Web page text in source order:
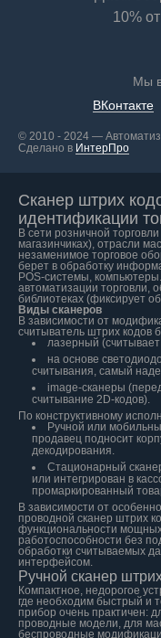
10%
© 2010 - 2024 —
Мы
ВКонтакте
Сделано в ИнтерПро
Сканер штрих
идентификации
В сети розничной
магазинчиках), отрасли
незаменимое торговое
берет в обработку
POS-системы,
автоматизации торговли,
библиотеках (фиксирует
Виды сканеров
В зависимости от
считыватель штрих кодов
лазерный
на основе
считывания, самый
image-сканеры
считывание 2D-кодов).
По конструктивному
Ручной или
продавец подносит
декодирования.
Стационарный
или интегрирован в
промаркированный
В зависимости от
проводной сканер штрих
функциональности
работоспособности без
обработки считываемых
интерфейсом.
Ручной сканер
Компактное, недорогое
где необходим быстрый и
прибор очень практичен:
проводные модели, для
беспроводные